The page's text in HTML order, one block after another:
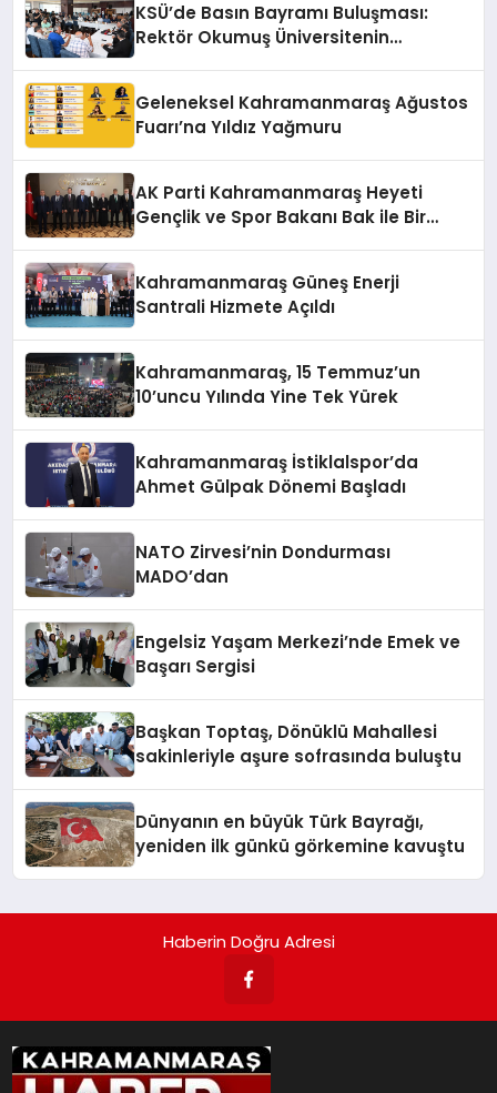
KSÜ’de Basın Bayramı Buluşması:
Rektör Okumuş Üniversitenin
Geleneksel Kahramanmaraş Ağustos
Fuarı’na Yıldız Yağmuru
AK Parti Kahramanmaraş Heyeti
Gençlik ve Spor Bakanı Bak ile Bir
Kahramanmaraş Güneş Enerji
Santrali Hizmete Açıldı
Kahramanmaraş, 15 Temmuz’un
10’uncu Yılında Yine Tek Yürek
Kahramanmaraş İstiklalspor’da
Ahmet Gülpak Dönemi Başladı
NATO Zirvesi’nin Dondurması
MADO’dan
Engelsiz Yaşam Merkezi’nde Emek ve
Başarı Sergisi
Başkan Toptaş, Dönüklü Mahallesi
sakinleriyle aşure sofrasında buluştu
Dünyanın en büyük Türk Bayrağı,
yeniden ilk günkü görkemine kavuştu
Haberin Doğru Adresi